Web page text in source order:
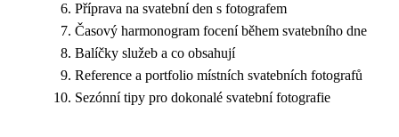
Příprava na svatební den s fotografem
Časový harmonogram focení během svatebního dne
Balíčky služeb a co obsahují
Reference a portfolio místních svatebních fotografů
Sezónní tipy pro dokonalé svatební fotografie